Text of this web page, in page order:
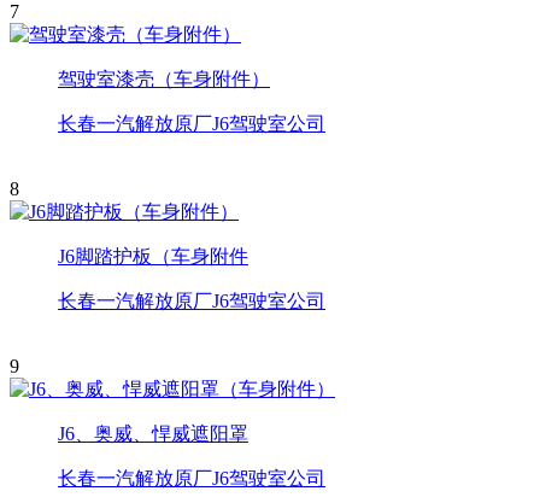
7
驾驶室漆壳（车身附件）
长春一汽解放原厂J6驾驶室公司
8
J6脚踏护板（车身附件
长春一汽解放原厂J6驾驶室公司
9
J6、奥威、悍威遮阳罩
长春一汽解放原厂J6驾驶室公司